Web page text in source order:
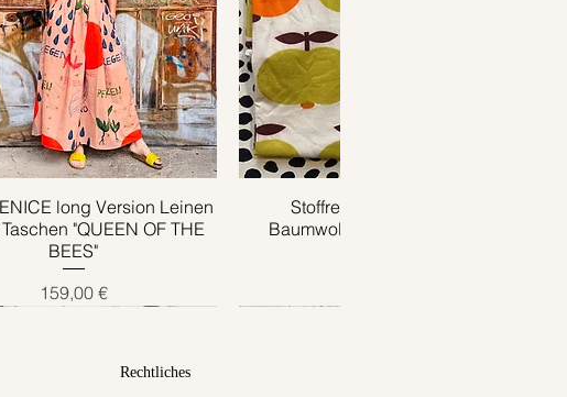
Schnellansicht
long Version Leinen
"QUEEN OF THE
BEES"
Preis
159,00 €
Schnellansicht
Stoffrest 0.85m x 0.35m
Baumwolljersey APPLE grün
Rechtliches